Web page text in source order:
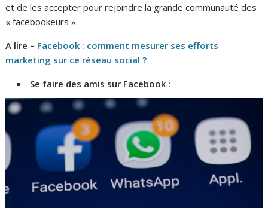
et de les accepter pour rejoindre la grande communauté des
« facebookeurs ».
A lire – Facebook : comment mesurer ses efforts
marketing sur ce réseau social ?
Se faire des amis sur Facebook :